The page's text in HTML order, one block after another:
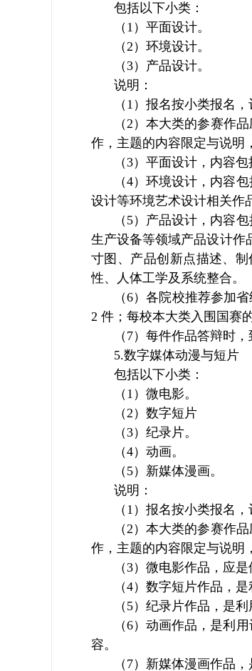
包括以下小类：
（1）平面设计。
（2）环境设计。
（3）产品设计。
说明：
（1）报名按小类报名
（2）本大类的参赛作
作，主题的内容限定与说明
（3）平面设计，内容
（4）环境设计，内容
设计等环境艺术设计相关作
（5）产品设计，内容
生产设备等领域产品设计作
寸图、产品创新点描述、
性、人体工学及系统整合。
（6）各院校推荐参加
2 件；每校本大类入围国赛
（7）每件作品答辩时
5.数字媒体动漫与短片
包括以下小类：
（1）微电影。
（2）数字短片
（3）纪录片。
（4）动画。
（5）新媒体漫画。
说明：
（1）报名按小类报名
（2）本大类的参赛作
作，主题的内容限定与说明
（3）微电影作品，应
（4）数字短片作品，
（5）纪录片作品，是
（6）动画作品，是利
容。
（7）新媒体漫画作品